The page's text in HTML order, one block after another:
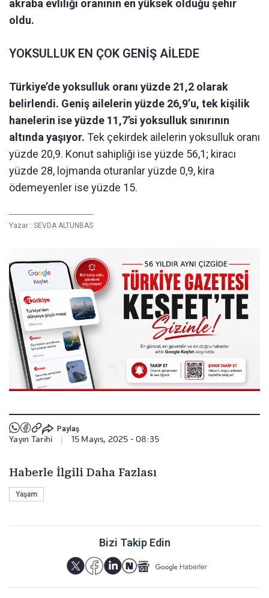
akraba evliliği oranının en yüksek olduğu şehir
oldu.
YOKSULLUK EN ÇOK GENİŞ AİLEDE
Türkiye’de yoksulluk oranı yüzde 21,2 olarak
belirlendi. Geniş ailelerin yüzde 26,9’u, tek kişilik
hanelerin ise yüzde 11,7’si yoksulluk sınırının
altında yaşıyor. Tek çekirdek ailelerin yoksulluk oranı
yüzde 20,9. Konut sahipliği ise yüzde 56,1; kiracı
yüzde 28, lojmanda oturanlar yüzde 0,9, kira
ödemeyenler ise yüzde 15.
Yazar : SEVDA ALTUNBAS
Paylaş
Yayın Tarihi 15 Mayıs, 2025 - 08:35
Haberle İlgili Daha Fazlası
Yaşam
Bizi Takip Edin